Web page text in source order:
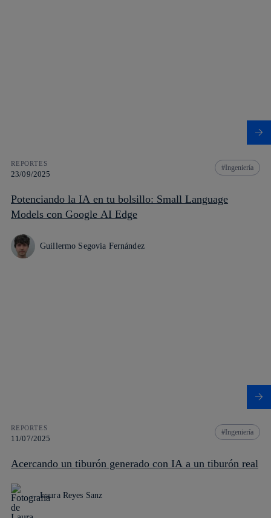
REPORTES
23/09/2025
Ingeniería
Potenciando la IA en tu bolsillo: Small Language
Models con Google AI Edge
Guillermo Segovia Fernández
REPORTES
11/07/2025
Ingeniería
Acercando un tiburón generado con IA a un tiburón real
Laura Reyes Sanz